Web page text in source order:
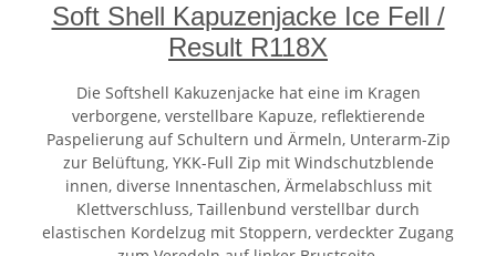
Soft Shell Kapuzenjacke Ice Fell /
Result R118X
Die Softshell Kakuzenjacke hat eine im Kragen
verborgene, verstellbare Kapuze, reflektierende
Paspelierung auf Schultern und Ärmeln, Unterarm-Zip
zur Belüftung, YKK-Full Zip mit Windschutzblende
innen, diverse Innentaschen, Ärmelabschluss mit
Klettverschluss, Taillenbund verstellbar durch
elastischen Kordelzug mit Stoppern, verdeckter Zugang